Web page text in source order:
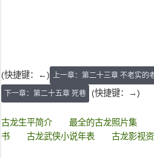
(快捷键：←) 上一章：第二十三章 不老实的
下一章：第二十五章 死巷 (快捷键：→)
古龙生平简介 最全的古龙照片集
书
古龙武侠小说年表 古龙影视